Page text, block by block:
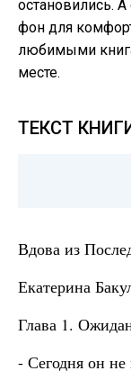
остановились.
фон для
любимыми
месте.
ТЕКСТ
Вдова из
Екатерина
Глава 1.
- Сегодня он